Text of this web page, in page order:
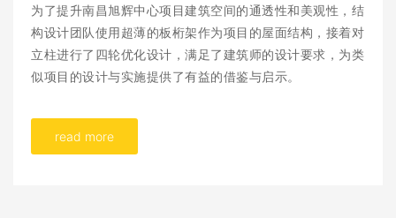
为了提升南昌旭辉中心项目建筑空间的通透性和美观性，结
构设计团队使用超薄的板桁架作为项目的屋面结构，接着对
立柱进行了四轮优化设计，满足了建筑师的设计要求，为类
似项目的设计与实施提供了有益的借鉴与启示。
read more